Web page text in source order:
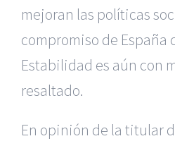
mejoran las políticas
compromiso de España
Estabilidad es aún con
resaltado.
En opinión de la titular